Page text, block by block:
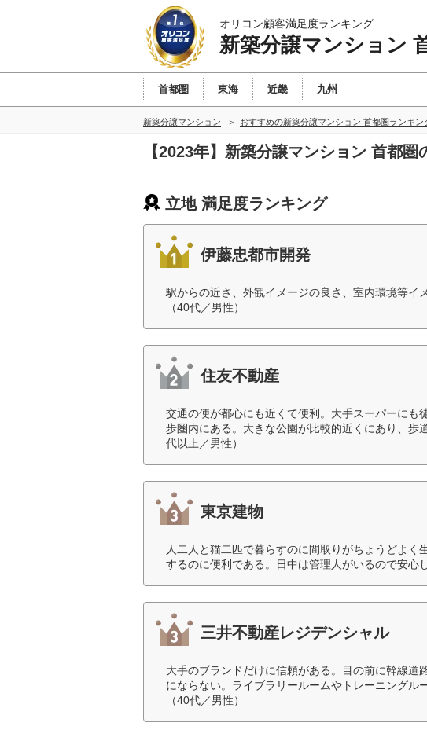
オリコン顧客満足度ランキング
新築分譲マンション
首都圏 東海 近畿 九州
新築分譲マンション おすすめの新築分譲マンション 首都圏ランキン
【2023年】新築分譲マンション 首都
立地 満足度ランキング
伊藤忠都市開発
駅からの近さ、外観イメージの良さ、室内環境等イ
（40代／男性）
住友不動産
交通の便が都心にも近くて便利。大手スーパーにも
歩圏内にある。大きな公園が比較的近くにあり、歩
代以上／男性）
東京建物
人二人と猫二匹で暮らすのに間取りがちょうどよ
するのに便利である。日中は管理人がいるので安心
三井不動産レジデンシャル
大手のブランドだけに信頼がある。目の前に幹線道
にならない。ライブラリールームやトレーニングル
（40代／男性）